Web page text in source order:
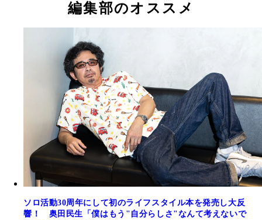
編集部のオススメ
ソロ活動30周年にして初のライフスタイル本を発売し大反
響！ 奥田民生「僕はもう"自分らしさ"なんて考えないで